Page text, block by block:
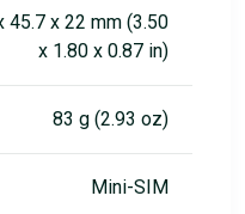
45.7 x 22 mm (3.50
x 1.80 x 0.87 in)
83 g (2.93 oz)
Mini-SIM